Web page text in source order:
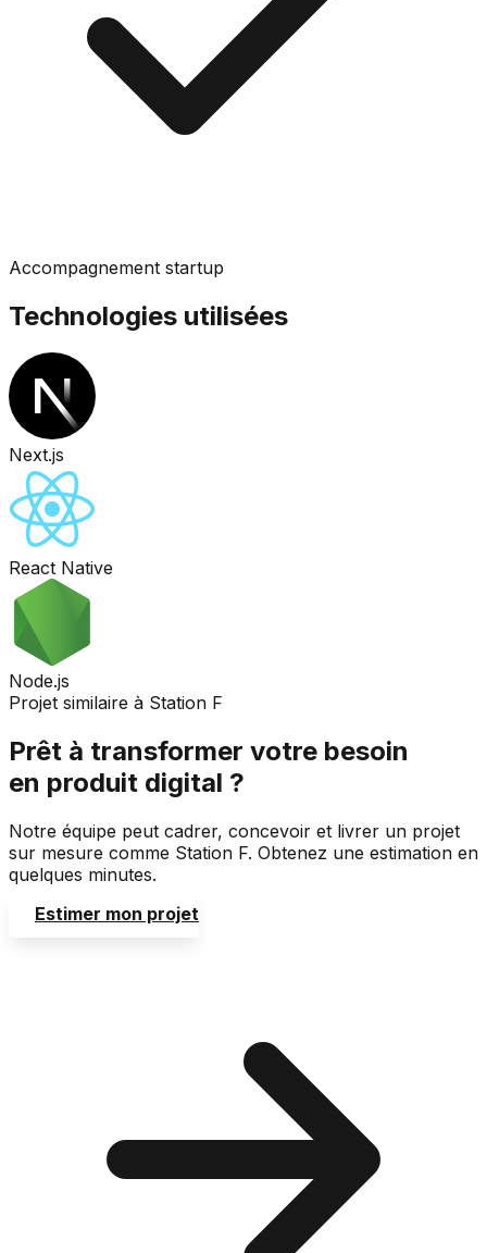
Accompagnement startup
Technologies utilisées
Next.js
React Native
Node.js
Projet similaire à Station F
Prêt à transformer votre besoin
en produit digital ?
Notre équipe peut cadrer, concevoir et livrer un projet
sur mesure comme Station F. Obtenez une estimation en
quelques minutes.
Estimer mon projet